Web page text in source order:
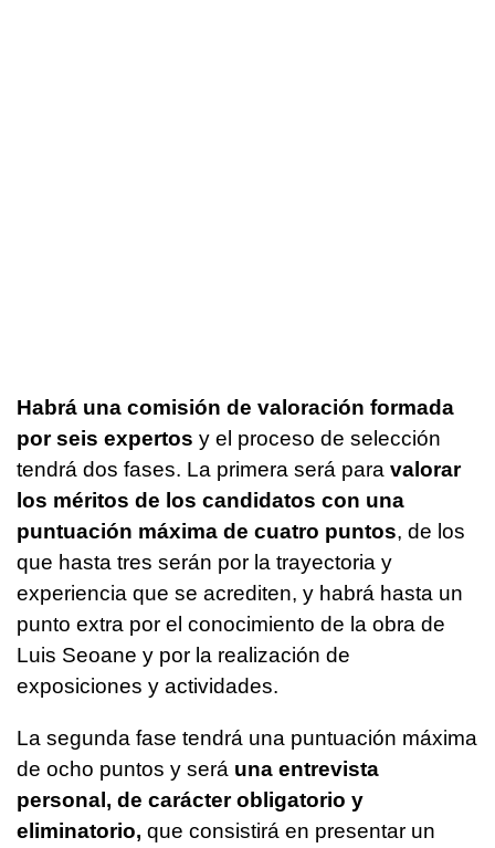
Habrá una comisión de valoración formada
por seis expertos y el proceso de selección
tendrá dos fases. La primera será para valorar
los méritos de los candidatos con una
puntuación máxima de cuatro puntos, de los
que hasta tres serán por la trayectoria y
experiencia que se acrediten, y habrá hasta un
punto extra por el conocimiento de la obra de
Luis Seoane y por la realización de
exposiciones y actividades.
La segunda fase tendrá una puntuación máxima
de ocho puntos y será una entrevista
personal, de carácter obligatorio y
eliminatorio, que consistirá en presentar un